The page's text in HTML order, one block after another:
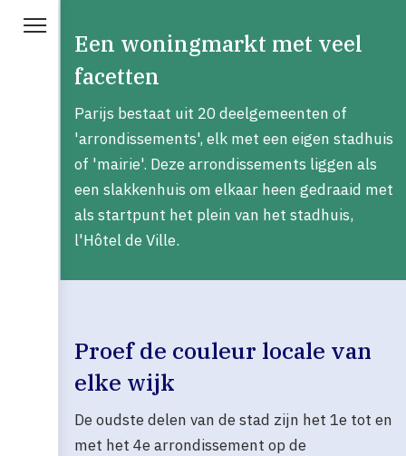
Een woningmarkt met veel
facetten
Parijs bestaat uit 20 deelgemeenten of
'arrondissements', elk met een eigen stadhuis
of 'mairie'. Deze arrondissements liggen als
een slakkenhuis om elkaar heen gedraaid met
als startpunt het plein van het stadhuis,
l'Hôtel de Ville.
Proef de couleur locale van
elke wijk
De oudste delen van de stad zijn het 1e tot en
met het 4e arrondissement op de